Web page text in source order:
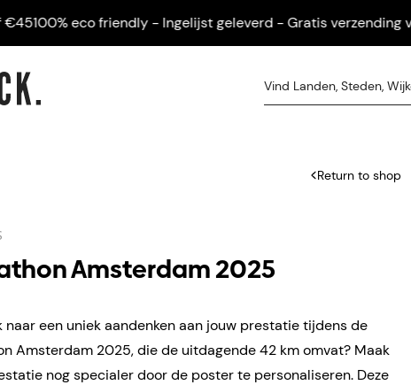
eco friendly - Ingelijst geleverd - Gratis verzending
Return to shop
Amsterdam 2025
naar een uniek aandenken aan jouw prestatie tijdens de
Amsterdam 2025, die de uitdagende 42 km omvat? Maak
nog specialer door de poster te personaliseren. Deze